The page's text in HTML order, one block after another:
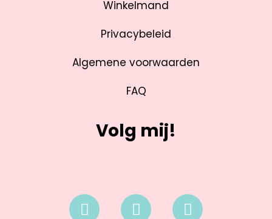
Winkelmand
Privacybeleid
Algemene voorwaarden
FAQ
Volg mij!